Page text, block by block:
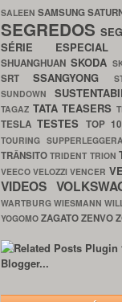
SALEENSAMSUNG
SEGREDOS
SÉRIE
SHUANGHUAN SKODA
SRTSSANGYONG
SUNDOWN
TAGAZ TATA TEASERS
TESLATESTES TOP
TOURING
TRÂNSITOTRIDENT TRION
VEECOVELOZZIVENCER
VIDEOS
WARTBURG WIESMANN
YOGOMO ZAGATOZENVO